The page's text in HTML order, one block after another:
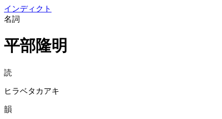
インディクト
名詞
平部隆明
読
ヒラベタカアキ
韻